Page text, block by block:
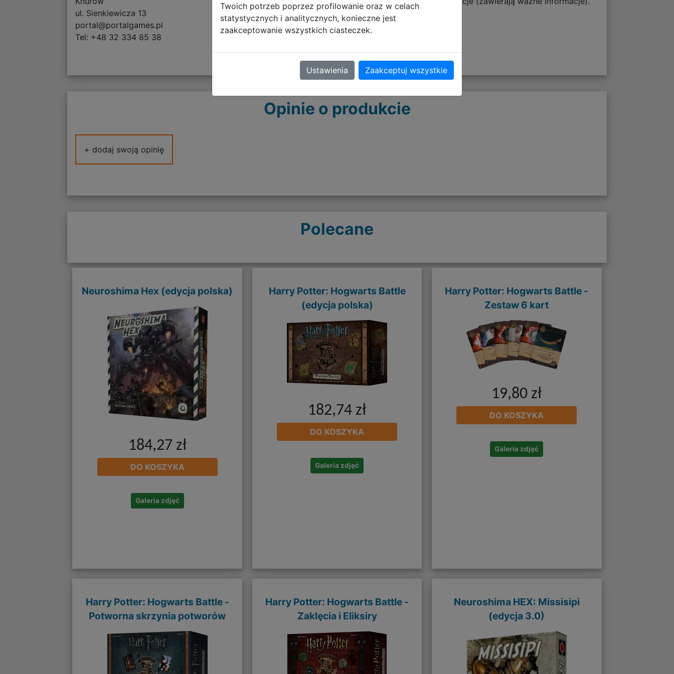
ul. Sienkiewicza 13
portal@portalgames.pl
Tel: +48 32 334 85 38
Opinie o produkcie
+ dodaj swoją opinię
Polecane
Neuroshima Hex (edycja polska)
184,27 zł
DO KOSZYKA
Galeria zdjęć
Harry Potter: Hogwarts Battle
(edycja polska)
182,74 zł
DO KOSZYKA
Galeria zdjęć
Harry Potter: Hogwarts Battle -
Zestaw 6 kart
19,80 zł
DO KOSZYKA
Galeria zdjęć
Harry Potter: Hogwarts Battle -
Potworna skrzynia potworów
Harry Potter: Hogwarts Battle -
Zaklęcia i Eliksiry
Neuroshima HEX: Missisipi
(edycja 3.0)
Twoich potrzeb poprzez profilowanie oraz w celach
statystycznych i analitycznych, konieczne jest
zaakceptowanie wszystkich ciasteczek.
Ustawienia Zaakceptuj wszystkie